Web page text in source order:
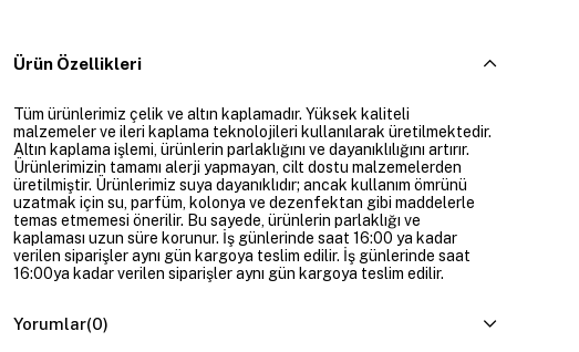
Ürün Özellikleri
Tüm ürünlerimiz çelik ve altın kaplamadır. Yüksek kaliteli
malzemeler ve ileri kaplama teknolojileri kullanılarak üretilmektedir.
Altın kaplama işlemi, ürünlerin parlaklığını ve dayanıklılığını artırır.
Ürünlerimizin tamamı alerji yapmayan, cilt dostu malzemelerden
üretilmiştir. Ürünlerimiz suya dayanıklıdır; ancak kullanım ömrünü
uzatmak için su, parfüm, kolonya ve dezenfektan gibi maddelerle
temas etmemesi önerilir. Bu sayede, ürünlerin parlaklığı ve
kaplaması uzun süre korunur. İş günlerinde saat 16:00 ya kadar
verilen siparişler aynı gün kargoya teslim edilir. İş günlerinde saat
16:00ya kadar verilen siparişler aynı gün kargoya teslim edilir.
Yorumlar(0)